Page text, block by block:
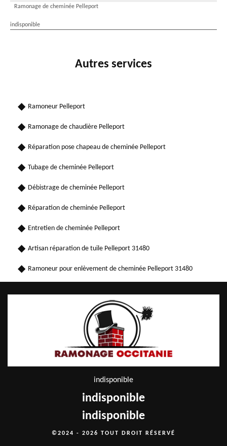
Ramonage de cheminée Pelleport
indisponible
Autres services
Ramoneur Pelleport
Ramonage de chaudière Pelleport
Réparation pose chapeau de cheminée Pelleport
Tubage de cheminée Pelleport
Débistrage de cheminée Pelleport
Réparation de cheminée Pelleport
Entretien de cheminée Pelleport
Artisan réparation de tuile Pelleport 31480
Ramoneur pour enlèvement de cheminée Pelleport 31480
indisponible
indisponible
indisponible
©2024 - 2026 TOUT DROIT RÉSERVÉ